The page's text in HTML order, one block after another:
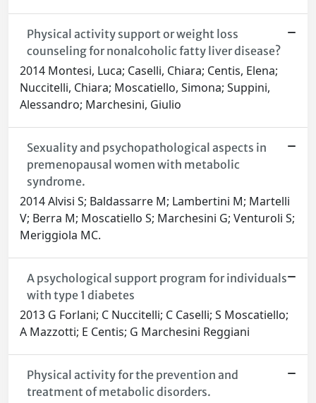
Physical activity support or weight loss
counseling for nonalcoholic fatty liver disease?
2014 Montesi, Luca; Caselli, Chiara; Centis, Elena;
Nuccitelli, Chiara; Moscatiello, Simona; Suppini,
Alessandro; Marchesini, Giulio
Sexuality and psychopathological aspects in
premenopausal women with metabolic
syndrome.
2014 Alvisi S; Baldassarre M; Lambertini M; Martelli
V; Berra M; Moscatiello S; Marchesini G; Venturoli S;
Meriggiola MC.
A psychological support program for individuals
with type 1 diabetes
2013 G Forlani; C Nuccitelli; C Caselli; S Moscatiello;
A Mazzotti; E Centis; G Marchesini Reggiani
Physical activity for the prevention and
treatment of metabolic disorders.